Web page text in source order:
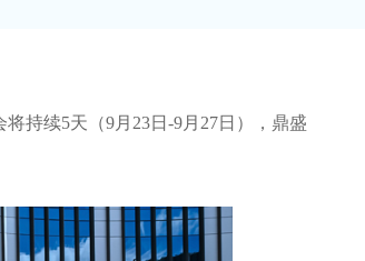
持续5天（9月23日-9月27日），鼎盛